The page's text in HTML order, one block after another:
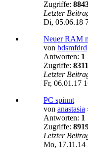
Zugriffe:
Letzter
Di, 05.06.18
Neuer RAM
von bdsmfdrd
Antworten: 1
Zugriffe:
Letzter
Fr, 06.01.17
PC spinnt
von anastasia
Antworten: 1
Zugriffe:
Letzter
Mo, 17.11.14